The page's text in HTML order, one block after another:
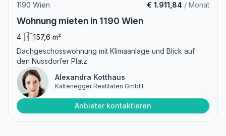
1190 Wien € 1.911,84 / Monat
Wohnung mieten in 1190 Wien
4
157,6 m²
Dachgeschosswohnung mit Klimaanlage und Blick auf
den Nussdorfer Platz
Alexandra Kotthaus
Kaltenegger Realitäten GmbH
Anbieter kontaktieren